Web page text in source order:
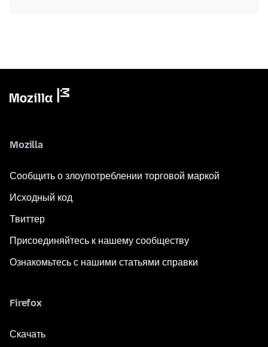
Mozilla
Сообщить о злоупотреблении торговой маркой
Исходный код
Твиттер
Присоединяйтесь к нашему сообществу
Ознакомьтесь с нашими статьями справки
Firefox
Скачать